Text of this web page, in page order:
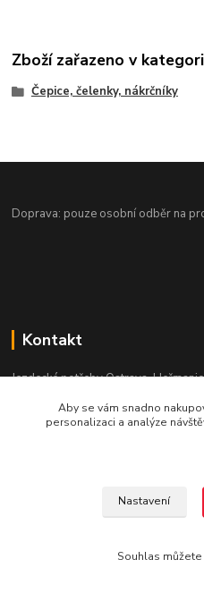
Zboží zařazeno v
Čepice, čelenky, nákrčníky
Doprava: pouze osobní odběr na
Kontakt
Jezdecké potřeby Ostrava-
596 236 147
Aby se vám snadno
personalizaci a analýze
Nastavení
Souhlas